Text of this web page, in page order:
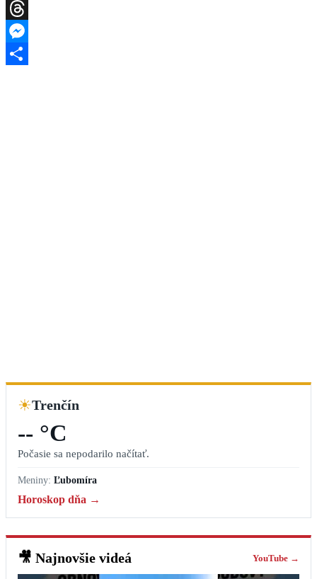
WhatsApp
Threads
Messenger
☀Trenčín
-- °C
Počasie sa nepodarilo načítať.
Meniny: Ľubomíra
Horoskop dňa →
🎥 Najnovšie videá YouTube →